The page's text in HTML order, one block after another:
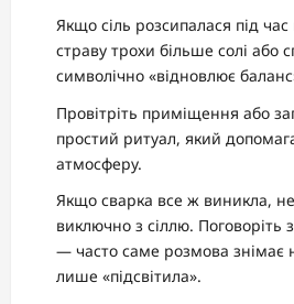
Якщо сіль розсипалася під
страву трохи більше солі або
символічно «відновлює
Провітріть приміщення або
простий ритуал, який
атмосферу.
Якщо сварка все ж виникла, не
виключно з сіллю. Поговоріть
— часто саме розмова знімає
лише «підсвітила».